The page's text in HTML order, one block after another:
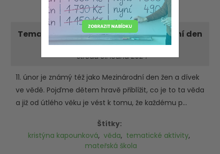
'leden'
Tematické aktivity pro MŠ: Mezinárodní den
žen a dívek ve vědě
-středa 31. ledna 2024
11. únor je známý též jako Mezinárodní den žen a dívek
ve vědě. Pojďme dětem hravě přiblížit, co je to ta věda
a již od útlého věku je vést k tomu, že každému p...
Štítky:
kristýna kapounková, věda, tematické aktivity,
mateřská škola